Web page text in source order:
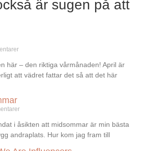
är sugen på att
här – den riktiga vårmånaden! April är
att vädret fattar det så att det här
i åsikten att midsommar är min bästa
andraplats. Hur kom jag fram till